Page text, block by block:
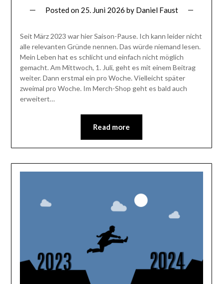
Posted on 25. Juni 2026 by Daniel Faust
Seit März 2023 war hier Saison-Pause. Ich kann leider nicht
alle relevanten Gründe nennen. Das würde niemand lesen.
Mein Leben hat es schlicht und einfach nicht möglich
gemacht. Am Mittwoch, 1. Juli, geht es mit einem Beitrag
weiter. Dann erstmal ein pro Woche. Vielleicht später
zweimal pro Woche. Im Merch-Shop geht es bald auch
erweitert…
Read more